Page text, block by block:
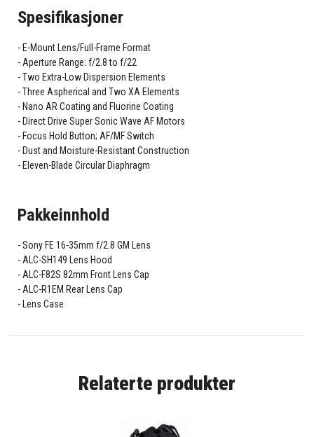
Spesifikasjoner
E-Mount Lens/Full-Frame Format
Aperture Range: f/2.8 to f/22
Two Extra-Low Dispersion Elements
Three Aspherical and Two XA Elements
Nano AR Coating and Fluorine Coating
Direct Drive Super Sonic Wave AF Motors
Focus Hold Button; AF/MF Switch
Dust and Moisture-Resistant Construction
Eleven-Blade Circular Diaphragm
Pakkeinnhold
Sony FE 16-35mm f/2.8 GM Lens
ALC-SH149 Lens Hood
ALC-F82S 82mm Front Lens Cap
ALC-R1EM Rear Lens Cap
Lens Case
Relaterte produkter